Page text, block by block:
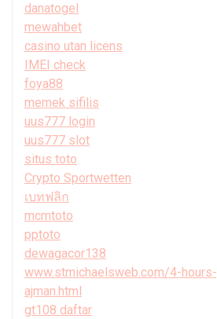
danatogel
mewahbet
casino utan licens
IMEI check
foya88
memek sifilis
uus777 login
uus777 slot
situs toto
Crypto Sportwetten
เบทฟลิก
mcmtoto
pptoto
dewagacor138
www.stmichaelsweb.com/4-
ajman.html
gt108 daftar